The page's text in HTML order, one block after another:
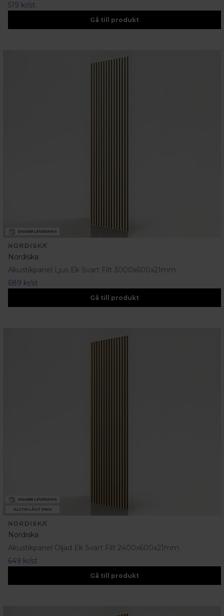
519 kr/st
Gå till produkt
SNABB LEVERANS
Nordiska
Akustikpanel Ljus Ek Svart Filt 3000x600x21mm
689 kr/st
Gå till produkt
SNABB LEVERANS
ALLTID LÅGT PRIS
Nordiska
Akustikpanel Oljad Ek Svart Filt 2400x600x21mm
649 kr/st
Gå till produkt